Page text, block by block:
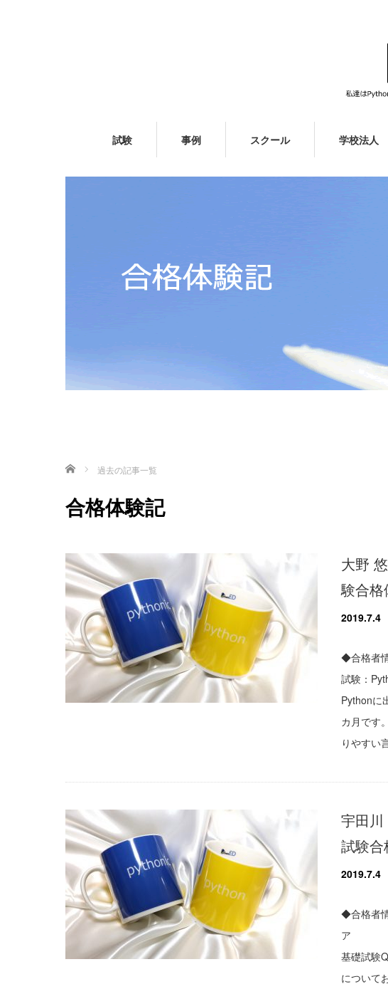
試験 事例 スクール 学校法人
ホーム 過去の記事一覧
合格体験記
大野
験合格
2019.7.4
◆合格者
試験：
Pythonに
カ月です
りやすい
宇田
試験合
2019.7.4
◆合格者
ア ：関
基礎試験
について